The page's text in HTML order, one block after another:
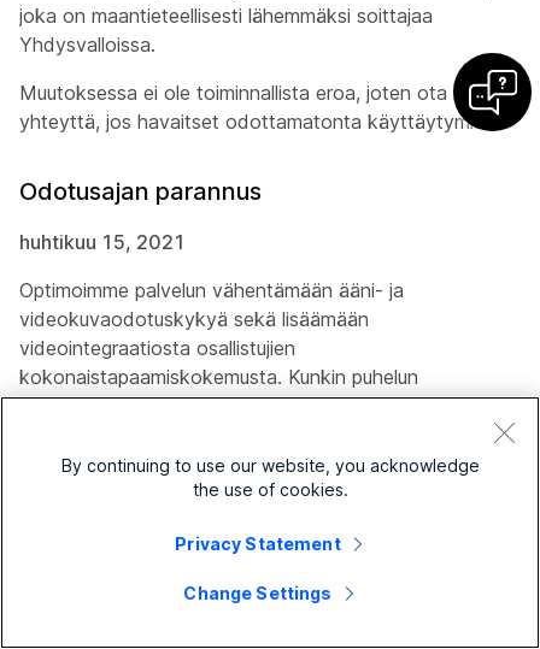
joka on maantieteellisesti lähemmäksi soittajaa
Yhdysvalloissa.
Muutoksessa ei ole toiminnallista eroa, joten ota meihin
yhteyttä, jos havaitset odottamatonta käyttäytymistä.
Odotusajan parannus
huhtikuu 15, 2021
Optimoimme palvelun vähentämään ääni- ja
videokuvaodotuskykyä sekä lisäämään
videointegraatiosta osallistujien
kokonaistapaamiskokemusta. Kunkin puhelun
odotusaika riippuu edelleen osallistujan ja Microsoft-
sijainneista, mutta on nyt samanlainen kuin SIP-
videopäätepisteisiin, jotka yhdistetään Webex
Videolaadun parannukset
huhtikuu 13, 2021
By continuing to use our website, you acknowledge
the use of cookies.
Privacy Statement
Change Settings